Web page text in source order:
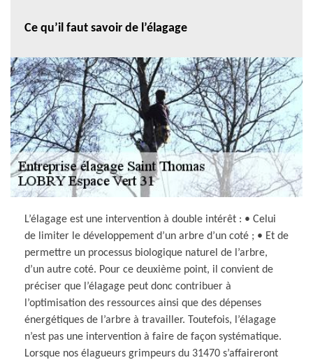
Ce qu’il faut savoir de l’élagage
L’élagage est une intervention à double intérêt : • Celui
de limiter le développement d’un arbre d’un coté ; • Et de
permettre un processus biologique naturel de l’arbre,
d’un autre coté. Pour ce deuxième point, il convient de
préciser que l’élagage peut donc contribuer à
l’optimisation des ressources ainsi que des dépenses
énergétiques de l’arbre à travailler. Toutefois, l’élagage
n’est pas une intervention à faire de façon systématique.
Lorsque nos élagueurs grimpeurs du 31470 s’affaireront